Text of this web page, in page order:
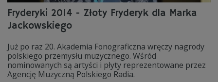
Fryderyki 2014 - Złoty Fryderyk dla Marka
Jackowskiego
Już po raz 20. Akademia Fonograficzna wręczy nagrody
polskiego przemysłu muzycznego. Wśród
nominowanych są artyści i płyty reprezentowane przez
Agencję Muzyczną Polskiego Radia.